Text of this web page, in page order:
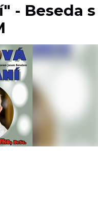
- Beseda s